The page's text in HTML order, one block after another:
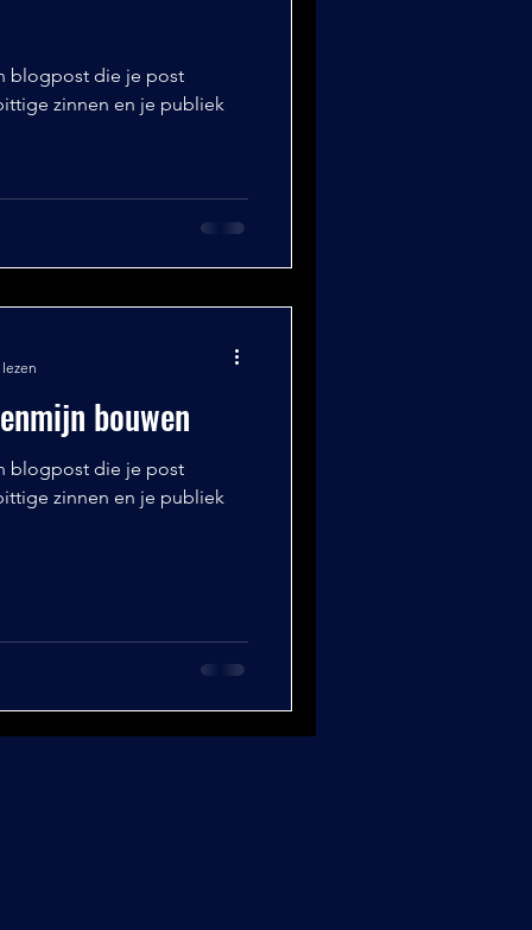
blogpost die je post
zinnen en je publiek
bouwen
blogpost die je post
zinnen en je publiek